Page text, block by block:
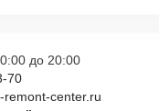
до 20:00
70
remont-center.ru